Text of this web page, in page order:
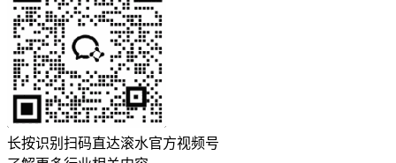
长按识别扫码直达滚水官方视频号